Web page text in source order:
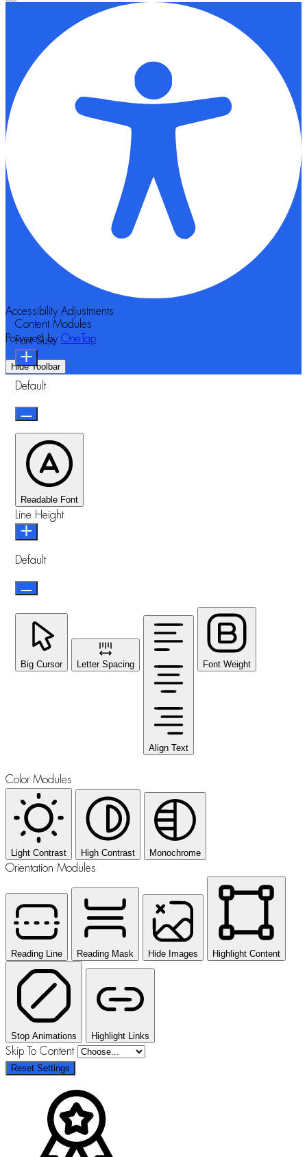
Accessibility Adjustments
Powered by OneTap
Hide Toolbar
Content Modules
Font Size
Default
Readable Font
Line Height
Default
Big Cursor Letter Spacing
Align Text
Font Weight
Color Modules
Light Contrast High Contrast Monochrome
Orientation Modules
Reading Line Reading Mask Hide Images Highlight Content
Stop Animations Highlight Links
Skip To Content
Reset Settings